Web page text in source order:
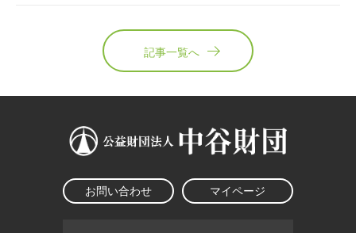
記事一覧へ
お問い合わせ マイページ